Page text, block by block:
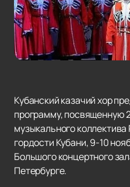
Кубанский казачий хор
программу, посвященную
музыкального
гордости Кубани, 9-10
Большого концертного
Петербурге.